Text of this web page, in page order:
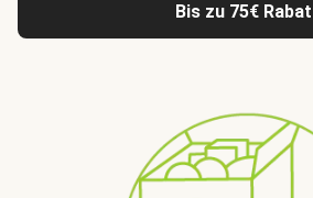
Bis zu 75€